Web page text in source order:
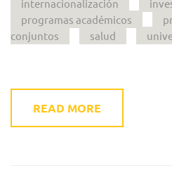
internacionalización
programas académicos
conjuntos
salud
READ MORE